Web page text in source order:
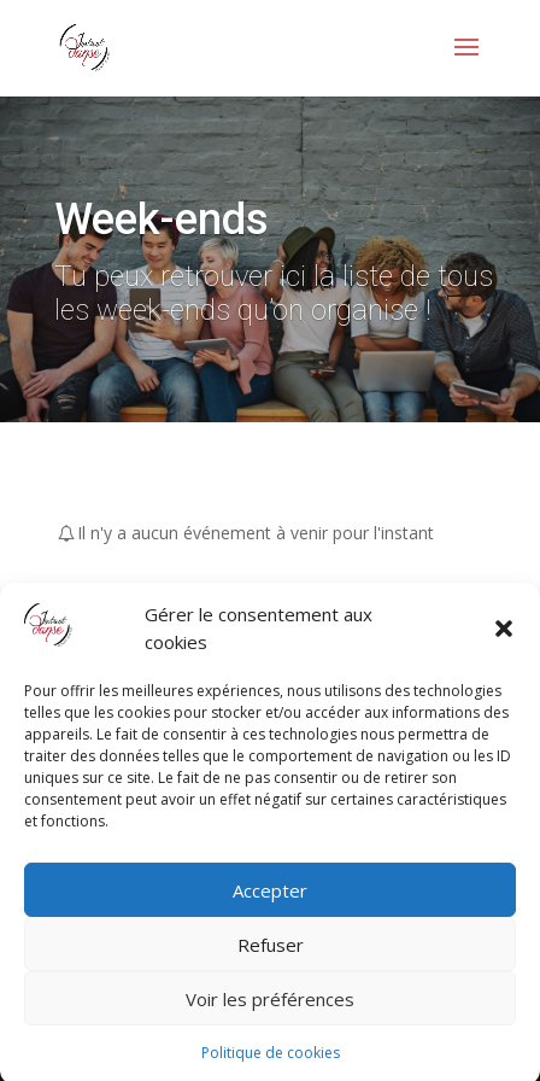
Gérer le consentement aux
cookies
Pour offrir les meilleures expériences, nous utilisons des technologies
telles que les cookies pour stocker et/ou accéder aux informations des
appareils. Le fait de consentir à ces technologies nous permettra de
traiter des données telles que le comportement de navigation ou les ID
uniques sur ce site. Le fait de ne pas consentir ou de retirer son
consentement peut avoir un effet négatif sur certaines caractéristiques
et fonctions.
Accepter
Refuser
Voir les préférences
Politique de cookies
Week-ends
Tu peux retrouver ici la liste de tous
les week-ends qu’on organise !
Il n'y a aucun événement à venir pour l'instant
Romain Guerrero| Copyright © Instant
Politique de cookies